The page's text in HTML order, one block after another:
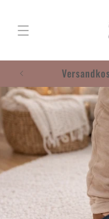
Inhalt
Willkommen in